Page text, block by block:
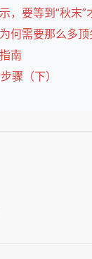
，要等到“秋末”
何需要那么多顶
南
骤（下）